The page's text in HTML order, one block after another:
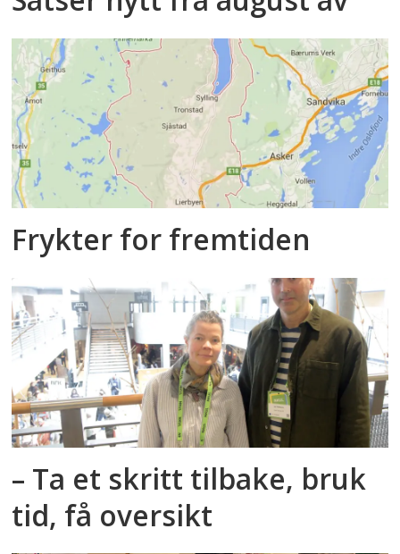
Frykter for fremtiden
– Ta et skritt tilbake, bruk
tid, få oversikt